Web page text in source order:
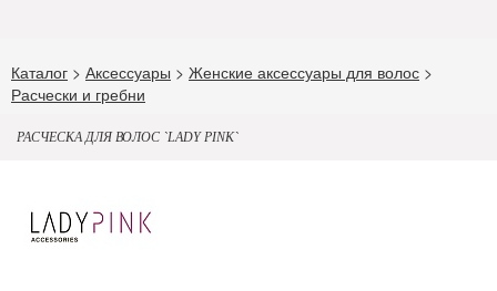
Каталог > Аксессуары > Женские аксессуары для волос >
Расчески и гребни
РАСЧЕСКА ДЛЯ ВОЛОС `LADY PINK`